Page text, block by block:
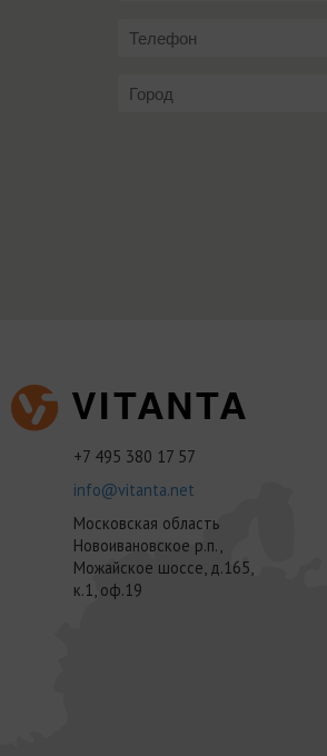
+7 495 380 17 57
info@vitanta.net
Московская область
Новоивановское р.п.,
Можайское шоссе, д.165,
к.1, оф.19